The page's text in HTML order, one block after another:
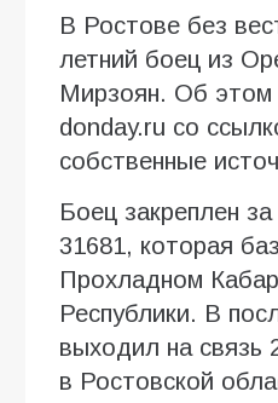
В Ростове без
летний боец из
Мирзоян. Об этом
donday.ru со
собственные
Боец закреплен
31681, которая
Прохладном
Республики. В
выходил на связь
в Ростовской